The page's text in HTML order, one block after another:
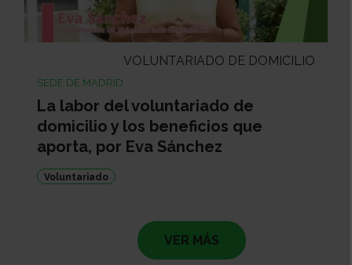
VOLUNTARIADO DE DOMICILIO
SEDE DE MADRID
La labor del voluntariado de
domicilio y los beneficios que
aporta, por Eva Sánchez
Voluntariado
VER MÁS